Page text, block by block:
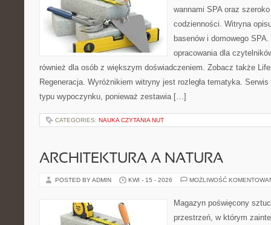
wannami SPA oraz
codzienności. Witryna
basenów i domowego
opracowania dla
również dla osób z większym doświadczeniem. Zobacz także
Regeneracja. Wyróżnikiem witryny jest rozległa tematyka.
typu wypoczynku, ponieważ zestawia […]
CATEGORIES: NAUKA CZYTANIA NUT
ARCHITEKTURA A NATURA
POSTED BY ADMIN KWI - 15 - 2026 MOŻLIWOŚĆ
Magazyn poświęcony
przestrzeń, w którym